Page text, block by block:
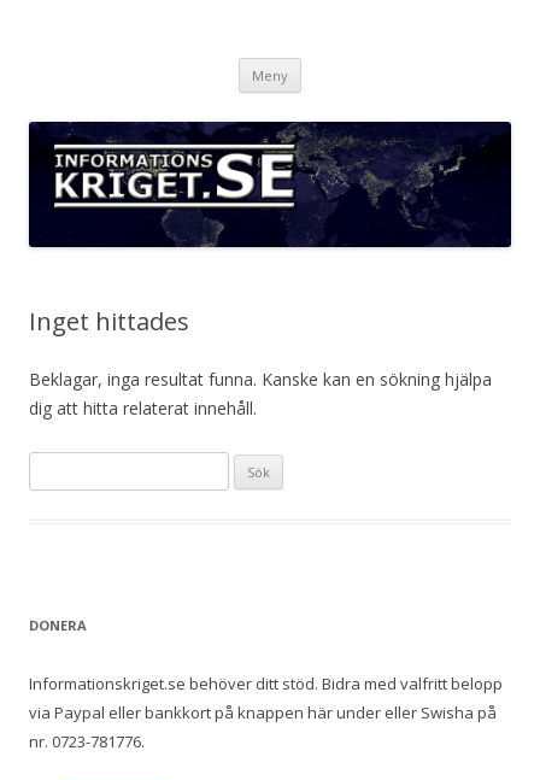
Meny
Inget hittades
Beklagar, inga resultat funna. Kanske kan en sökning hjälpa
dig att hitta relaterat innehåll.
efter:
DONERA
Informationskriget.se behöver ditt stöd. Bidra med valfritt belopp
via Paypal eller bankkort på knappen här under eller Swisha på
nr. 0723-781776.